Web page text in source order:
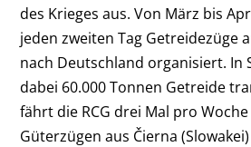
des Krieges aus. Von März bis
jeden zweiten Tag Getreidezüge
nach Deutschland organisiert. In
dabei 60.000 Tonnen Getreide
fährt die RCG drei Mal pro
Güterzügen aus Čierna